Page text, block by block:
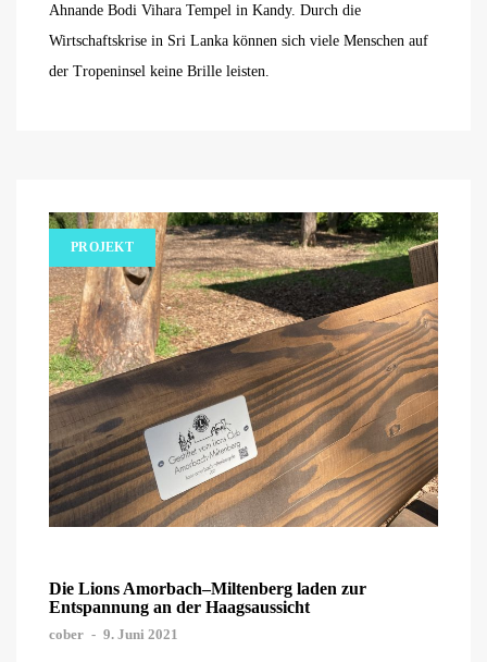
Ahnande Bodi Vihara Tempel in Kandy. Durch die
Wirtschaftskrise in Sri Lanka können sich viele Menschen auf
der Tropeninsel keine Brille leisten.
PROJEKT
Die Lions Amorbach–Miltenberg laden zur
Entspannung an der Haagsaussicht
cober - 9. Juni 2021